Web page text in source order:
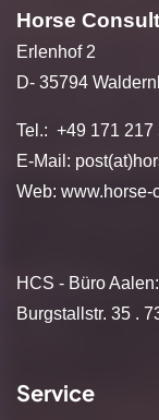
Horse
Erlenhof 2
D- 35794
Tel.: +49 171 217
E-Mail:
Web: www.horse-
HCS - Büro Aalen:
Burgstallstr. 35 .
Service